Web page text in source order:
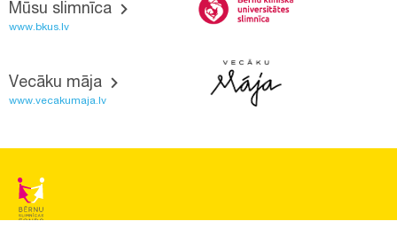
Mūsu slimnīca
www.bkus.lv
Vecāku māja
www.vecakumaja.lv